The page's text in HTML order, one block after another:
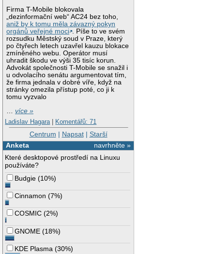
Firma T-Mobile blokovala
„dezinformační web“ AC24 bez toho,
aniž by k tomu měla závazný pokyn
orgánů veřejné moci . Píše to ve svém
rozsudku Městský soud v Praze, který
po čtyřech letech uzavřel kauzu blokace
zmíněného webu. Operátor musí
uhradit škodu ve výši 35 tisíc korun.
Advokát společnosti T-Mobile se snažil i
u odvolacího senátu argumentovat tím,
že firma jednala v dobré víře, když na
stránky omezila přístup poté, co ji k
tomu vyzvalo
…více »
Ladislav Hagara | Komentářů: 71
Centrum | Napsat| Starší
navrhněte »
Anketa
Které desktopové prostředí na Linuxu
používáte?
Budgie (10%)
Cinnamon (7%)
COSMIC (2%)
GNOME (18%)
KDE Plasma (30%)